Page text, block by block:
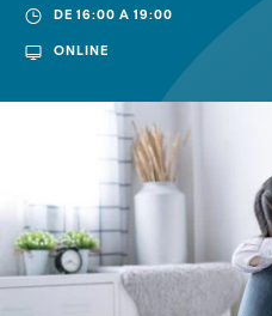
DE 16:00 A 19:00
ONLINE